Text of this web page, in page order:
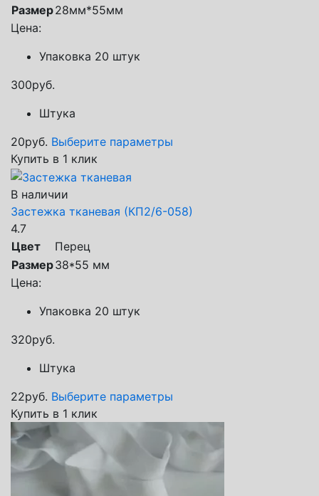
Размер28мм*55мм
Цена:
Упаковка 20 штук
300руб.
Штука
20руб. Выберите параметры
Купить в 1 клик
В наличии
Застежка тканевая (КП2/6-058)
4.7
Цвет
Перец
Размер38*55 мм
Цена:
Упаковка 20 штук
320руб.
Штука
22руб. Выберите параметры
Купить в 1 клик